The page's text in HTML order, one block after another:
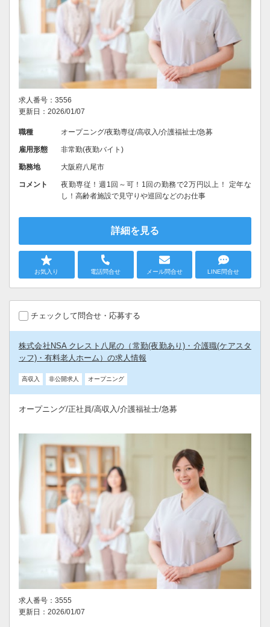
求人番号：3556
更新日：2026/01/07
職種 オープニング/夜勤専従/高収入/介護福祉士/急募
雇用形態 非常勤(夜勤バイト)
勤務地 大阪府八尾市
コメント
夜勤専従！週1回～可！1回の勤務で2万円以上！ 定年な
し！高齢者施設で見守りや巡回などのお仕事
詳細を見る
お気入り 電話問合せ メール問合せ LINE問合せ
チェックして問合せ・応募する
株式会社NSA クレスト八尾の（常勤(夜勤あり)・介護職(ケアスタ
ッフ)・有料老人ホーム）の求人情報
高収入 非公開求人 オープニング
オープニング/正社員/高収入/介護福祉士/急募
求人番号：3555
更新日：2026/01/07